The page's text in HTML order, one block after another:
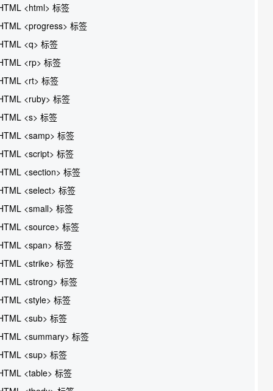
<html> 标签
<progress> 标签
<q> 标签
<rp> 标签
<rt> 标签
<ruby> 标签
<s> 标签
<samp> 标签
<script> 标签
<section> 标签
<select> 标签
<small> 标签
<source> 标签
<span> 标签
<strike> 标签
<strong> 标签
<style> 标签
<sub> 标签
<summary> 标签
<sup> 标签
<table> 标签